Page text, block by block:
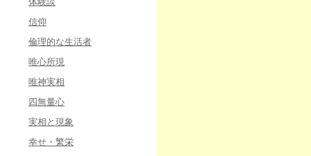
信仰
倫理的な生活者
唯心所現
唯神実相
四無量心
実相と現象
幸せ・繁栄